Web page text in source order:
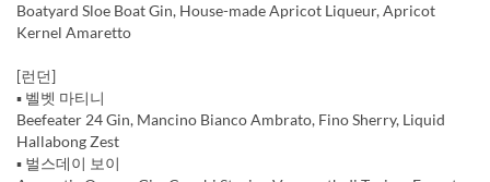
Boatyard Sloe Boat Gin, House-made Apricot Liqueur, Apricot
Kernel Amaretto
[런던]
▪️ 벨벳 마티니
Beefeater 24 Gin, Mancino Bianco Ambrato, Fino Sherry, Liquid
Hallabong Zest
▪️ 벌스데이 보이